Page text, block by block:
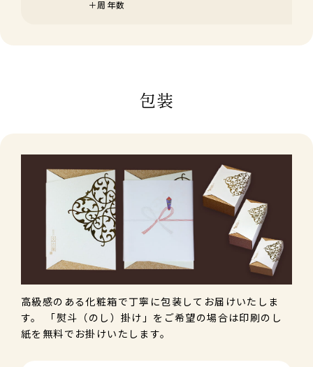
＋周年数
包装
高級感のある化粧箱で丁寧に包装してお届けいたしま
す。 「熨斗（のし）掛け」をご希望の場合は印刷のし
紙を無料でお掛けいたします。